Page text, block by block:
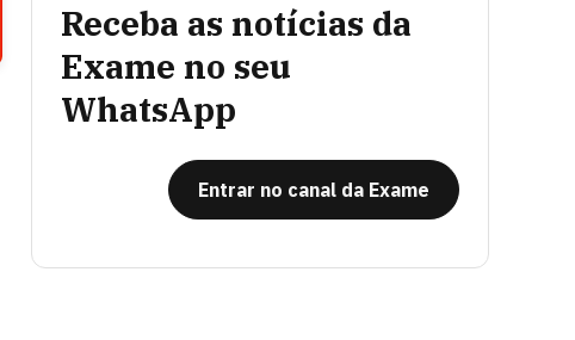
Receba as notícias da
Exame no seu
WhatsApp
Entrar no canal da Exame